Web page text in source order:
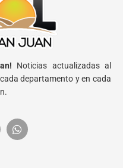
Noticias actualizadas al
departamento y en cada